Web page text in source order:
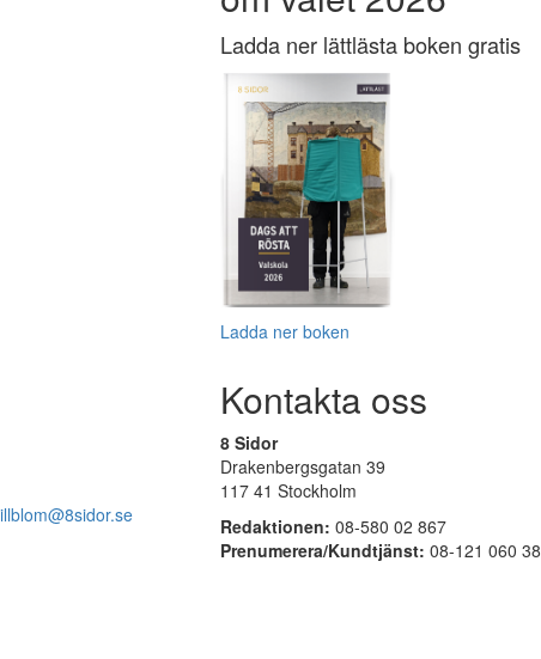
Ladda ner lättlästa boken gratis
Ladda ner boken
Kontakta oss
8 Sidor
Drakenbergsgatan 39
117 41 Stockholm
Redaktionen: 08-580 02 867
Prenumerera/Kundtjänst: 08-121 060 38